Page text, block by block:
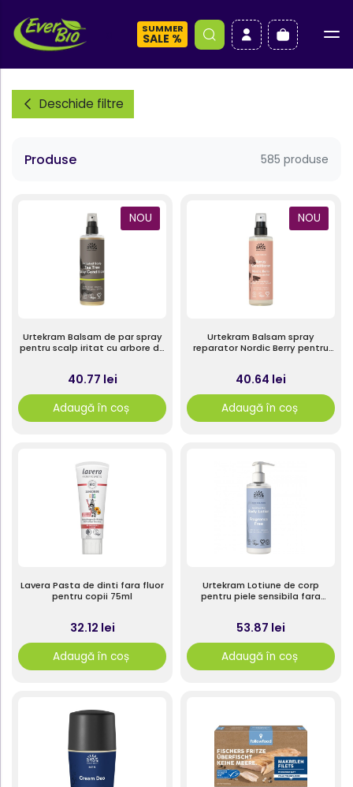
SUMMER
SALE %
Deschide filtre
Produse 585 produse
NOU
Urtekram Balsam de par spray
pentru scalp iritat cu arbore de
40.77 lei
Adaugă în coș
NOU
Urtekram Balsam spray
reparator Nordic Berry pentru
40.64 lei
Adaugă în coș
Lavera Pasta de dinti fara fluor
pentru copii 75ml
32.12 lei
Adaugă în coș
Urtekram Lotiune de corp
pentru piele sensibila fara
53.87 lei
Adaugă în coș